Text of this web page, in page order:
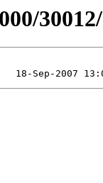
30012/